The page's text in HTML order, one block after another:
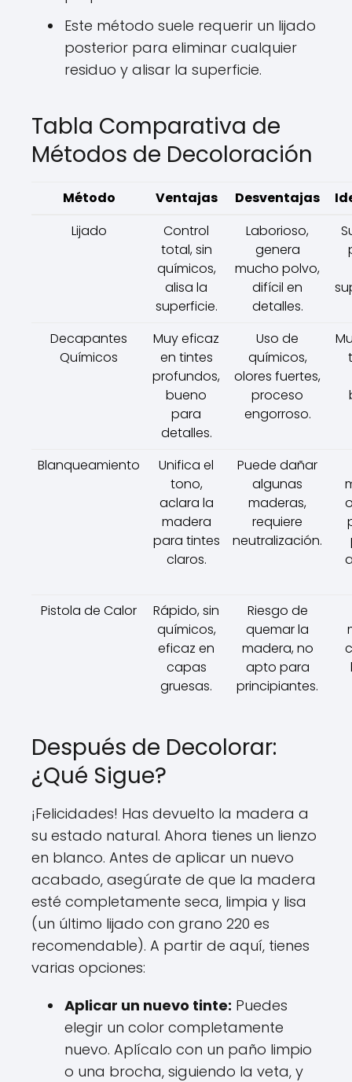
Este método suele requerir un lijado
posterior para eliminar cualquier
residuo y alisar la superficie.
Tabla Comparativa de
Métodos de Decoloración
Método Ventajas Desventajas
Lijado
Control
total, sin
químicos,
alisa la
superficie.
Laborioso,
genera
mucho polvo,
difícil en
detalles.
Decapantes
Químicos
Muy eficaz
en tintes
profundos,
bueno
para
detalles.
Uso de
químicos,
olores fuertes,
proceso
engorroso.
Blanqueamiento
Unifica el
tono,
aclara la
madera
para tintes
claros.
Puede dañar
algunas
maderas,
requiere
neutralización.
Pistola de Calor
Rápido, sin
químicos,
eficaz en
capas
gruesas.
Riesgo de
quemar la
madera, no
apto para
principiantes.
Después de Decolorar:
¿Qué Sigue?
¡Felicidades! Has devuelto la madera a
su estado natural. Ahora tienes un lienzo
en blanco. Antes de aplicar un nuevo
acabado, asegúrate de que la madera
esté completamente seca, limpia y lisa
(un último lijado con grano 220 es
recomendable). A partir de aquí, tienes
varias opciones:
Aplicar un nuevo tinte: Puedes
elegir un color completamente
nuevo. Aplícalo con un paño limpio
o una brocha, siguiendo la veta, y